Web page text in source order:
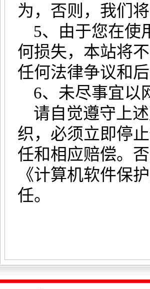
为，否则，我们
5、由于您在使
何损失，本站将
任何法律争议和
6、未尽事宜以
请自觉遵守上述
织，必须立即停
任和相应赔偿。
《计算机软件保
任。